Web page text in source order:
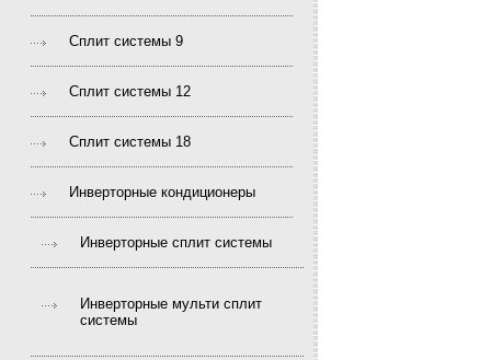
Сплит системы 9
Сплит системы 12
Сплит системы 18
Инверторные кондиционеры
Инверторные сплит системы
Инверторные мульти сплит
системы